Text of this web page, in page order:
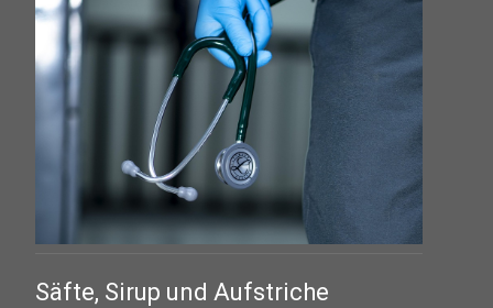
Säfte, Sirup und Aufstriche